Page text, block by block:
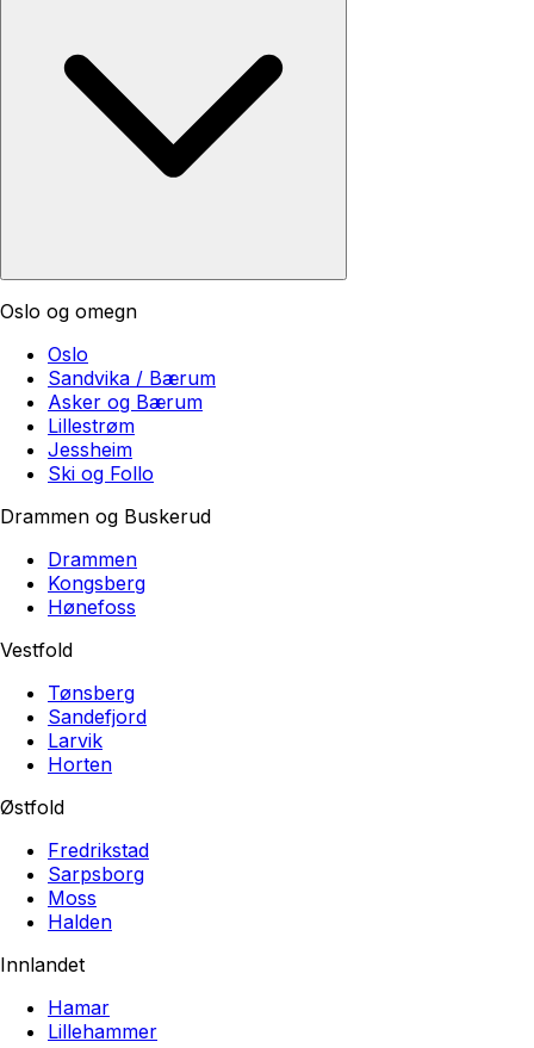
Oslo og omegn
Oslo
Sandvika / Bærum
Asker og Bærum
Lillestrøm
Jessheim
Ski og Follo
Drammen og Buskerud
Drammen
Kongsberg
Hønefoss
Vestfold
Tønsberg
Sandefjord
Larvik
Horten
Østfold
Fredrikstad
Sarpsborg
Moss
Halden
Innlandet
Hamar
Lillehammer